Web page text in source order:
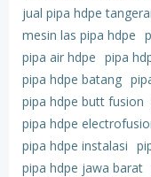
jual pipa hdpe
mesin las pipa hdpe
pipa air hdpe pipa
pipa hdpe batang
pipa hdpe butt fusion
pipa hdpe
pipa hdpe instalasi
pipa hdpe jawa barat